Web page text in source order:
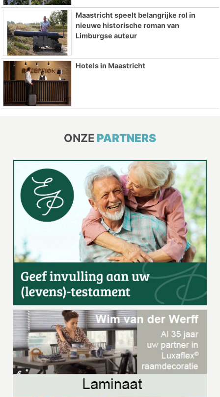
Maastricht speelt belangrijke rol in
nieuwe historische roman van
Limburgse auteur
Hotels in Maastricht
ONZE PARTNERS